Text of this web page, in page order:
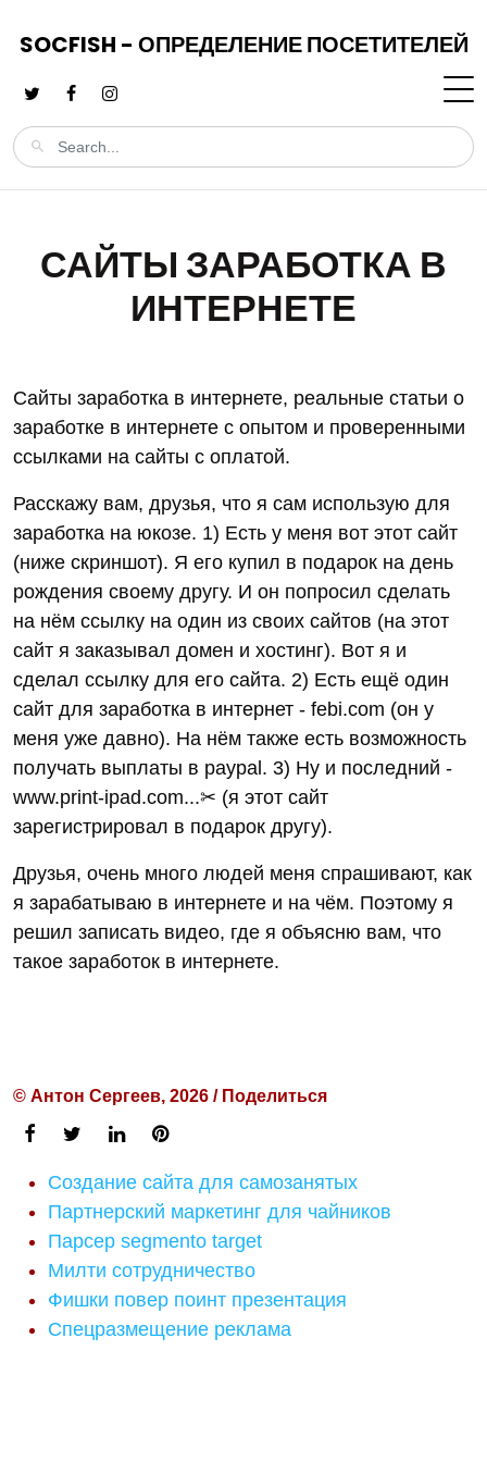
SOCFISH - ОПРЕДЕЛЕНИЕ ПОСЕТИТЕЛЕЙ
САЙТЫ ЗАРАБОТКА В
ИНТЕРНЕТЕ
Сайты заработка в интернете, реальные статьи о
заработке в интернете с опытом и проверенными
ссылками на сайты с оплатой.
Расскажу вам, друзья, что я сам использую для
заработка на юкозе. 1) Есть у меня вот этот сайт
(ниже скриншот). Я его купил в подарок на день
рождения своему другу. И он попросил сделать
на нём ссылку на один из своих сайтов (на этот
сайт я заказывал домен и хостинг). Вот я и
сделал ссылку для его сайта. 2) Есть ещё один
сайт для заработка в интернет - febi.com (он у
меня уже давно). На нём также есть возможность
получать выплаты в paypal. 3) Ну и последний -
www.print-ipad.com...✂ (я этот сайт
зарегистрировал в подарок другу).
Друзья, очень много людей меня спрашивают, как
я зарабатываю в интернете и на чём. Поэтому я
решил записать видео, где я объясню вам, что
такое заработок в интернете.
© Антон Сергеев, 2026 / Поделиться
Создание сайта для самозанятых
Партнерский маркетинг для чайников
Парсер segmento target
Милти сотрудничество
Фишки повер поинт презентация
Спецразмещение реклама